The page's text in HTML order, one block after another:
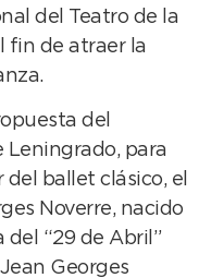
del Teatro de la
fin de atraer la
del
Leningrado, para
ballet clásico, el
Noverre, nacido
del “29 de Abril”
Georges